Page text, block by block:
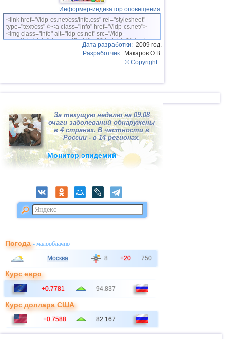
Информер-индикатор оповещения:
<link href="//idp-cs.net/css/info.css" rel="stylesheet"
type="text/css" /><a class="info" href="//idp-cs.net/">
<img class="info" alt="idp-cs.net" src="//idp-
cs.net/pix/idpinfok_sm.gif" width=88 height=31 /></a>
Дата разработки: 2009 год.
Разработчик: Макаров О.В.
© Copyright...
За текущую неделю на 09.08
очаги заболеваний обнаружены
в 4 странах. В частности в
России - в 14 регионах.
Монитор эпидемий
Погода- малооблачно
Москва 8 +20 750
Курс евро
+0.7781 94.837
Курс доллара США
+0.7588 82.167